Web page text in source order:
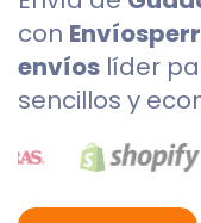
con
envíos líder
sencillos y